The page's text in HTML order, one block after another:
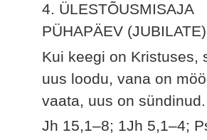
4. ÜLESTÕUSMISAJA
PÜHAPÄEV (JUBILATE)
Kui keegi on Kristuses,
uus loodu, vana on
vaata, uus on sündinud.
Jh 15,1–8; 1Jh 5,1–4;